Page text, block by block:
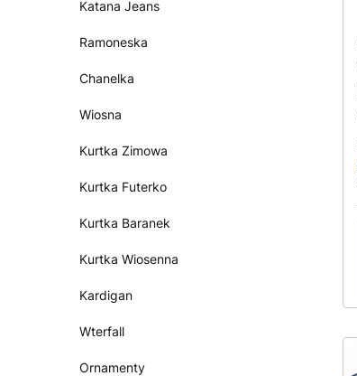
Katana Jeans
Ramoneska
Chanelka
Wiosna
Kurtka Zimowa
Kurtka Futerko
Kurtka Baranek
Kurtka Wiosenna
Kardigan
Wterfall
Ornamenty